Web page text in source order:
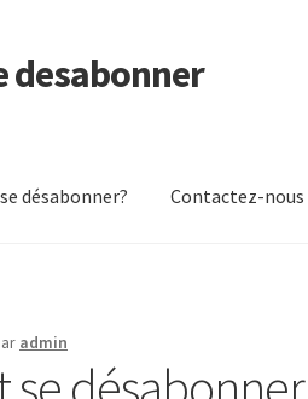
desabonner
désabonner? Contactez-nous
admin